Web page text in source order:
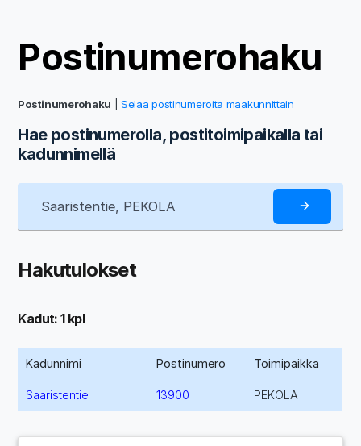
Postinumerohaku
Postinumerohaku |Selaa postinumeroita maakunnittain
Hae postinumerolla, postitoimipaikalla tai
kadunnimellä
Hakutulokset
Kadut: 1 kpl
Kadunnimi Postinumero Toimipaikka
Saaristentie 13900 PEKOLA